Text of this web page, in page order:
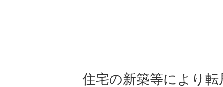
住宅の新築等により転